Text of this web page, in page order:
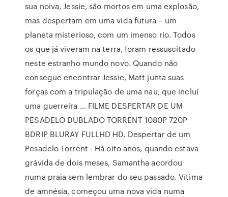
sua noiva, Jessie, são mortos em uma explosão,
mas despertam em uma vida futura – um
planeta misterioso, com um imenso rio. Todos
os que já viveram na terra, foram ressuscitado
neste estranho mundo novo. Quando não
consegue encontrar Jessie, Matt junta suas
forças com a tripulação de uma nau, que incluí
uma guerreira … FILME DESPERTAR DE UM
PESADELO DUBLADO TORRENT 1080P 720P
BDRIP BLURAY FULLHD HD. Despertar de um
Pesadelo Torrent - Há oito anos, quando estava
grávida de dois meses, Samantha acordou
numa praia sem lembrar do seu passado. Vítima
de amnésia, começou uma nova vida numa